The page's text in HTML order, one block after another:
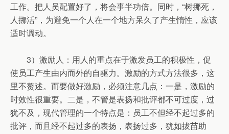
工作。把人员配置好了，将会事半功倍。同时，“树挪死，
人挪活”，为避免一个人在一个地方呆久了产生惰性，应该
适时调动。
3）激励人：用人的重点在于激发员工的积极性，促
使员工产生由内而外的自驱力。激励的方式方法很多，这
里不赘述。而要做好激励，必须注意几点：一是，激励的
时效性很重要。二是，不管是表扬和批评都不可过度，过
犹不及，现代管理的一个特点是：员工不但经不起过多的
批评，而且经不起过多的表扬，表扬过多，犹如拔苗助